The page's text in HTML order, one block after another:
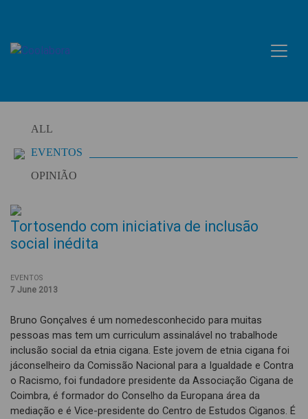
content
ALL
EVENTOS
OPINIÃO
Tortosendo com iniciativa de inclusão
social inédita
EVENTOS
7 June 2013
Bruno Gonçalves é um nomedesconhecido para muitas
pessoas mas tem um curriculum assinalável no trabalhode
inclusão social da etnia cigana. Este jovem de etnia cigana foi
jáconselheiro da Comissão Nacional para a Igualdade e Contra
o Racismo, foi fundadore presidente da Associação Cigana de
Coimbra, é formador do Conselho da Europana área da
mediação e é Vice-presidente do Centro de Estudos Ciganos. É